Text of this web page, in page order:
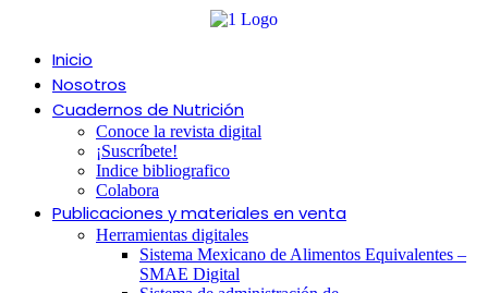
contenido
Inicio
Nosotros
Cuadernos de Nutrición
Conoce la revista digital
¡Suscríbete!
Indice bibliografico
Colabora
Publicaciones y materiales en venta
Herramientas digitales
Sistema Mexicano de Alimentos Equivalentes –
SMAE Digital